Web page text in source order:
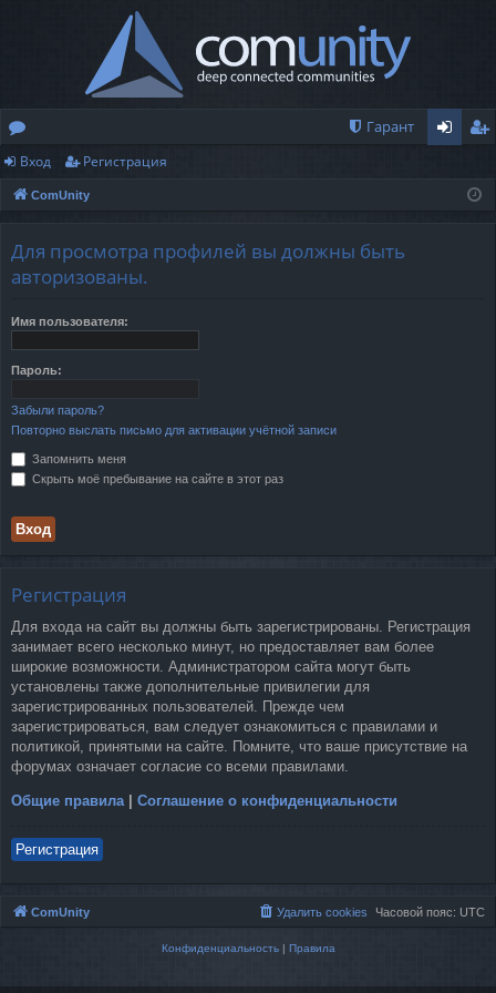
о
ру
ы
Гарант
ис
Вход Регистрация
ComUnity
Для просмотра профилей вы должны быть
авторизованы.
Имя пользователя:
Пароль:
Забыли пароль?
Повторно выслать письмо для активации учётной записи
Запомнить меня
Скрыть моё пребывание на сайте в этот раз
Регистрация
Для входа на сайт вы должны быть зарегистрированы. Регистрация
занимает всего несколько минут, но предоставляет вам более
широкие возможности. Администратором сайта могут быть
установлены также дополнительные привилегии для
зарегистрированных пользователей. Прежде чем
зарегистрироваться, вам следует ознакомиться с правилами и
политикой, принятыми на сайте. Помните, что ваше присутствие на
форумах означает согласие со всеми правилами.
Общие правила | Соглашение о конфиденциальности
Регистрация
ComUnity Часовой пояс: UTC
Удалить cookies
Конфиденциальность| Правила